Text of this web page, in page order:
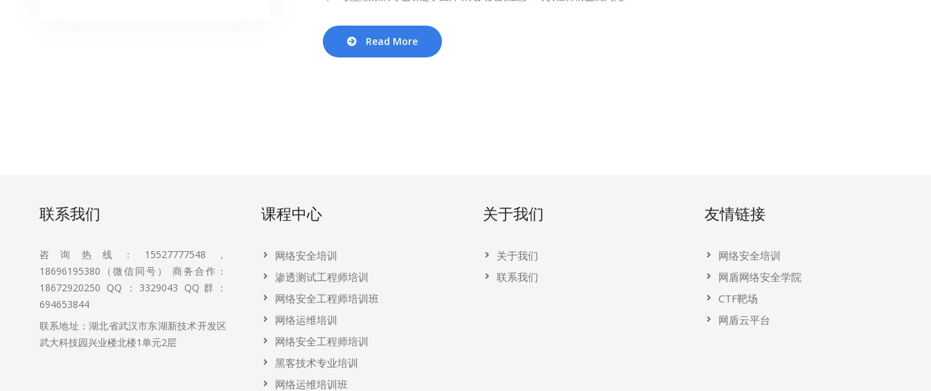
Read More
联系我们
咨询热线：15527777548，
18696195380（微信同号） 商务合作：
18672920250 QQ：3329043 QQ群：
694653844
联系地址：湖北省武汉市东湖新技术开发区
武大科技园兴业楼北楼1单元2层
课程中心
网络安全培训
渗透测试工程师培训
网络安全工程师培训班
网络运维培训
网络安全工程师培训
黑客技术专业培训
网络运维培训班
关于我们
关于我们
联系我们
友情链接
网络安全培训
网盾网络安全学院
CTF靶场
网盾云平台